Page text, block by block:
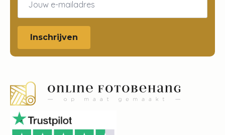
Inschrijven